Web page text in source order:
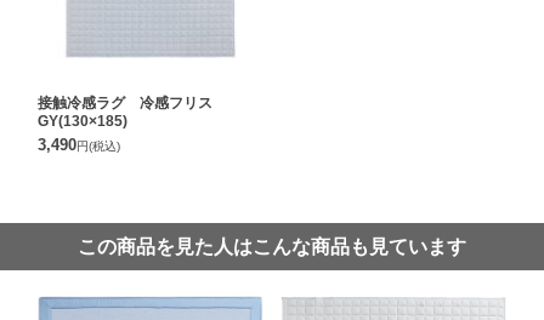
接触冷感ラグ 冷感フリス
GY(130×185)
3,490円(税込)
この商品を見た人はこんな商品も見ています